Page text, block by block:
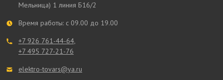
Мельница) 1 линия Б16/2
Время работы: с 09.00 до 19.00
+7 926 761-44-64,
+7 495 727-21-76
elektro-tovars@ya.ru